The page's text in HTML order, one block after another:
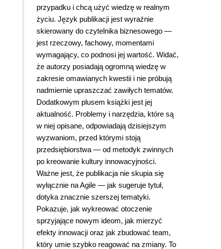
przypadku i chcą użyć wiedzę w realnym
życiu. Język publikacji jest wyraźnie
skierowany do czytelnika biznesowego —
jest rzeczowy, fachowy, momentami
wymagający, co podnosi jej wartość. Widać,
że autorzy posiadają ogromną wiedzę w
zakresie omawianych kwestii i nie próbują
nadmiernie upraszczać zawiłych tematów.
Dodatkowym plusem książki jest jej
aktualność. Problemy i narzędzia, które są
w niej opisane, odpowiadają dzisiejszym
wyzwaniom, przed którymi stoją
przedsiębiorstwa — od metodyk zwinnych
po kreowanie kultury innowacyjności.
Ważne jest, że publikacja nie skupia się
wyłącznie na Agile — jak sugeruje tytuł,
dotyka znacznie szerszej tematyki.
Pokazuje, jak wykreować otoczenie
sprzyjające nowym ideom, jak mierzyć
efekty innowacji oraz jak zbudować team,
który umie szybko reagować na zmiany. To